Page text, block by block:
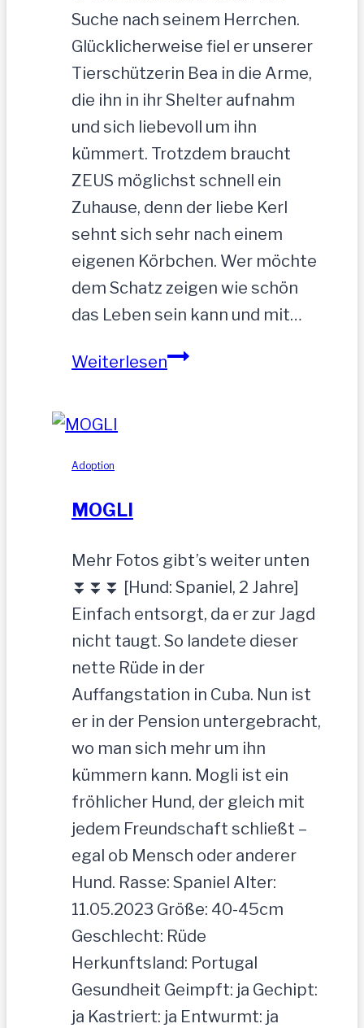
Suche nach seinem Herrchen.
Glücklicherweise fiel er unserer
Tierschützerin Bea in die Arme,
die ihn in ihr Shelter aufnahm
und sich liebevoll um ihn
kümmert. Trotzdem braucht
ZEUS möglichst schnell ein
Zuhause, denn der liebe Kerl
sehnt sich sehr nach einem
eigenen Körbchen. Wer möchte
dem Schatz zeigen wie schön
das Leben sein kann und mit…
WeiterlesenZEUS
Adoption
MOGLI
Mehr Fotos gibt’s weiter unten
⏬⏬⏬ [Hund: Spaniel, 2 Jahre]
Einfach entsorgt, da er zur Jagd
nicht taugt. So landete dieser
nette Rüde in der
Auffangstation in Cuba. Nun ist
er in der Pension untergebracht,
wo man sich mehr um ihn
kümmern kann. Mogli ist ein
fröhlicher Hund, der gleich mit
jedem Freundschaft schließt –
egal ob Mensch oder anderer
Hund. Rasse: Spaniel Alter:
11.05.2023 Größe: 40-45cm
Geschlecht: Rüde
Herkunftsland: Portugal
Gesundheit Geimpft: ja Gechipt:
ja Kastriert: ja Entwurmt: ja